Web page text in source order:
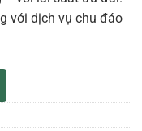
với dịch vụ chu đáo
X32 số lượng